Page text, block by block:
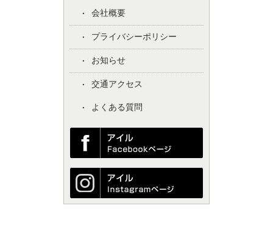
会社概要
プライバシーポリシー
お知らせ
交通アクセス
よくある質問